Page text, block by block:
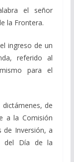
el señor
la Frontera.
ingreso de un
referido al
para el
de
a la Comisión
de Inversión, a
del Día de la